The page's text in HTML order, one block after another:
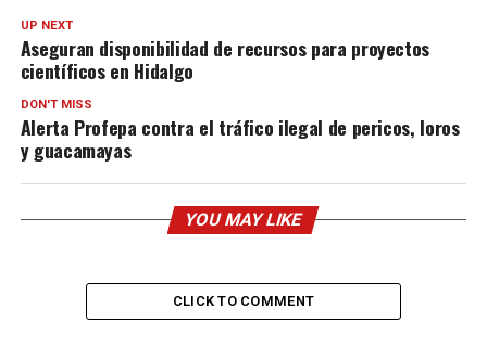
UP NEXT
Aseguran disponibilidad de recursos para proyectos
científicos en Hidalgo
DON'T MISS
Alerta Profepa contra el tráfico ilegal de pericos, loros
y guacamayas
YOU MAY LIKE
CLICK TO COMMENT